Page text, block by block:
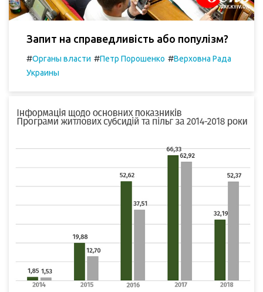
Запит на справедливість або популізм?
#Органы власти #Петр Порошенко #Верховна Рада
Украины